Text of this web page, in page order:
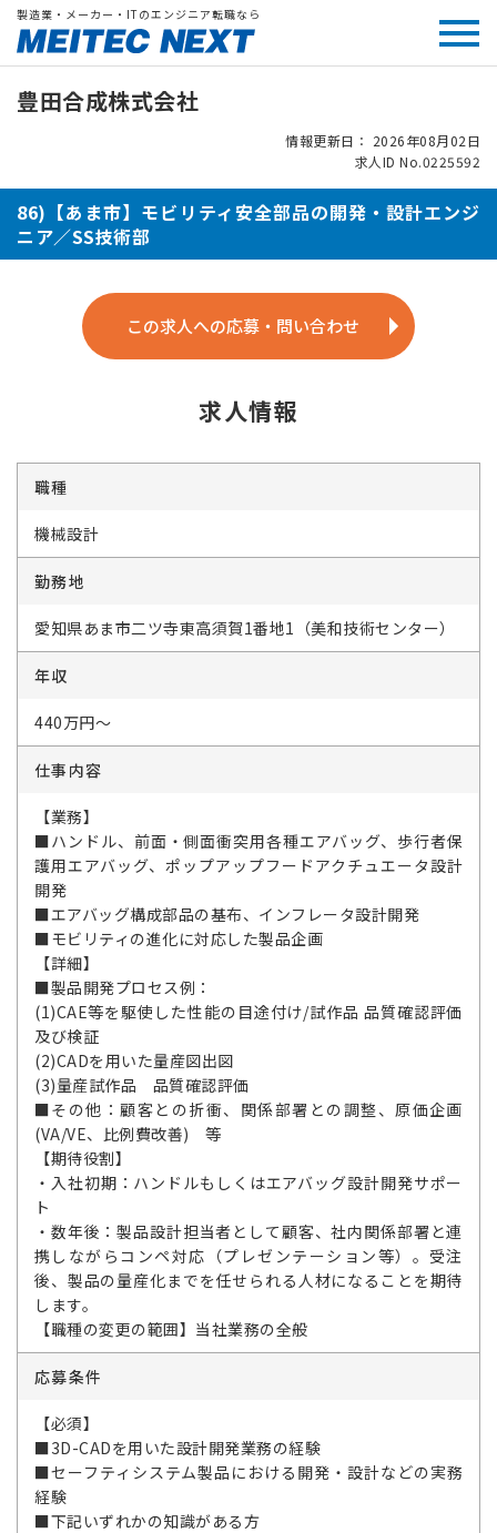
製造業・メーカー・ITのエンジニア転職なら
豊田合成株式会社
情報更新日： 2026年08月02日
求人ID No.0225592
86)【あま市】モビリティ安全部品の開発・設計エンジ
ニア／SS技術部
この求人への応募・問い合わせ
求人情報
職種
機械設計
勤務地
愛知県あま市二ツ寺東高須賀1番地1（美和技術センター）
年収
440万円～
仕事内容
【業務】
■ハンドル、前面・側面衝突用各種エアバッグ、歩行者保
護用エアバッグ、ポップアップフードアクチュエータ設計
開発
■エアバッグ構成部品の基布、インフレータ設計開発
■モビリティの進化に対応した製品企画
【詳細】
■製品開発プロセス例：
(1)CAE等を駆使した性能の目途付け/試作品 品質確認評価
及び検証
(2)CADを用いた量産図出図
(3)量産試作品 品質確認評価
■その他：顧客との折衝、関係部署との調整、原価企画
(VA/VE、比例費改善) 等
【期待役割】
・入社初期：ハンドルもしくはエアバッグ設計開発サポー
ト
・数年後：製品設計担当者として顧客、社内関係部署と連
携しながらコンペ対応（プレゼンテーション等）。受注
後、製品の量産化までを任せられる人材になることを期待
します。
【職種の変更の範囲】当社業務の全般
応募条件
【必須】
■3D-CADを用いた設計開発業務の経験
■セーフティシステム製品における開発・設計などの実務
経験
■下記いずれかの知識がある方